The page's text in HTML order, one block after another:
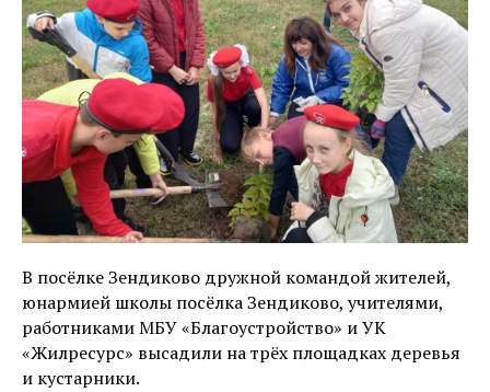
В посёлке Зендиково дружной командой жителей,
юнармией школы посёлка Зендиково, учителями,
работниками МБУ «Благоустройство» и УК
«Жилресурс» высадили на трёх площадках деревья
и кустарники.